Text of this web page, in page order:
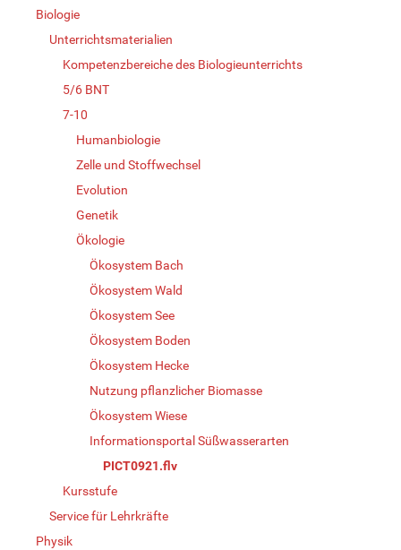
Biologie
Unterrichtsmaterialien
Kompetenzbereiche des Biologieunterrichts
5/6 BNT
7-10
Humanbiologie
Zelle und Stoffwechsel
Evolution
Genetik
Ökologie
Ökosystem Bach
Ökosystem Wald
Ökosystem See
Ökosystem Boden
Ökosystem Hecke
Nutzung pflanzlicher Biomasse
Ökosystem Wiese
Informationsportal Süßwasserarten
PICT0921.flv
Kursstufe
Service für Lehrkräfte
Physik